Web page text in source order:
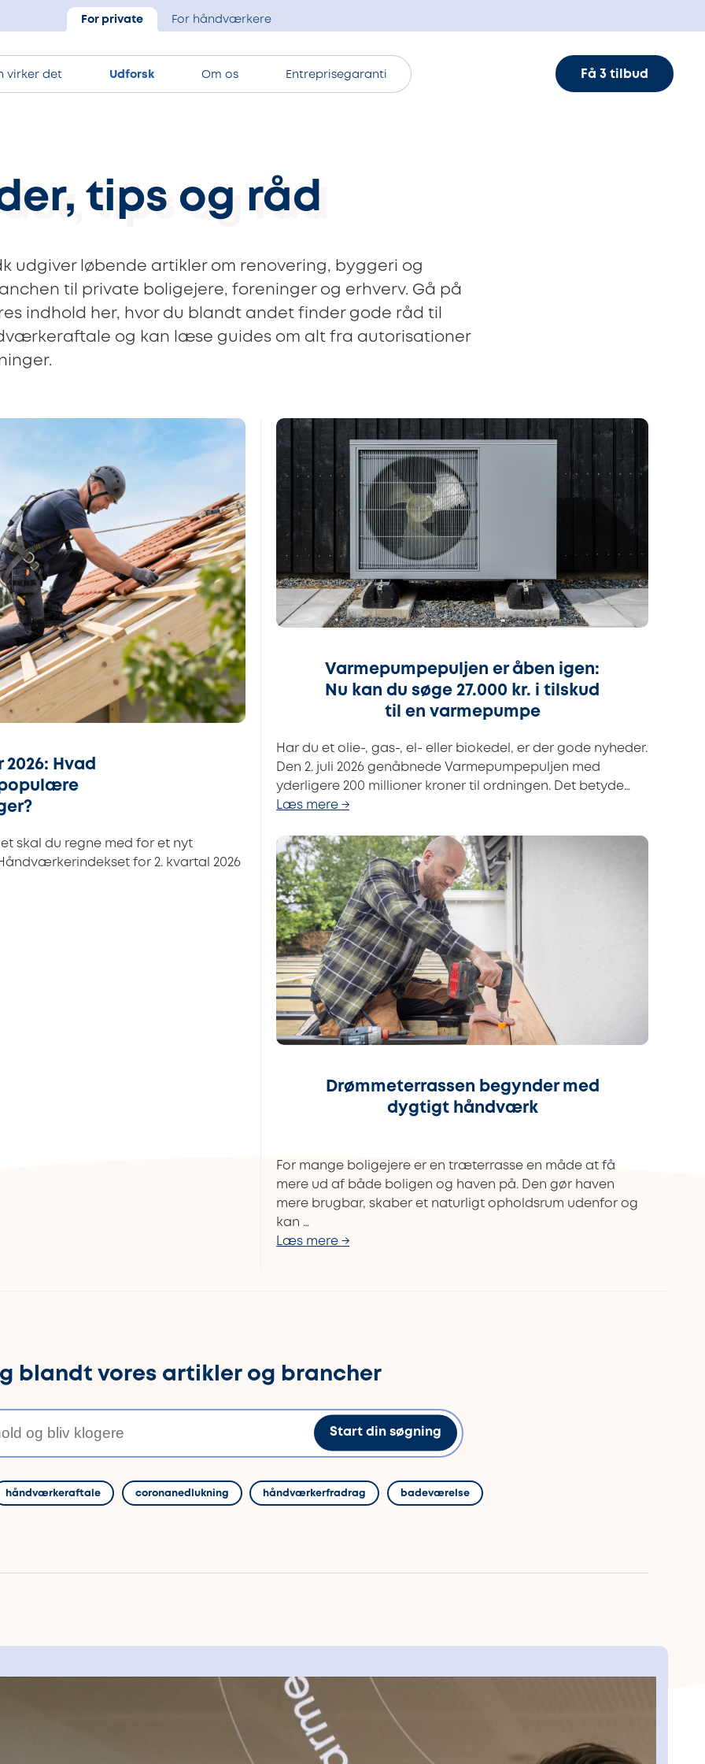
For private For håndværkere
virker det Udforsk Om os Entreprisegaranti Få 3 tilbud
tips og råd
udgiver løbende artikler om renovering, byggeri og
til private boligejere, foreninger og erhverv. Gå på
indhold her, hvor du blandt andet finder gode råd til
og kan læse guides om alt fra autorisationer
Hvad
skal du regne med for et nyt
for 2. kvartal 2026
Varmepumpepuljen er åben igen:
Nu kan du søge 27.000 kr. i tilskud
til en varmepumpe
Har du et olie-, gas-, el- eller biokedel, er der gode nyheder.
Den 2. juli 2026 genåbnede Varmepumpepuljen med
yderligere 200 millioner kroner til ordningen. Det betyde…
Læs mere →
Drømmeterrassen begynder med
dygtigt håndværk
For mange boligejere er en træterrasse en måde at få
mere ud af både boligen og haven på. Den gør haven
mere brugbar, skaber et naturligt opholdsrum udenfor og
kan …
Læs mere →
blandt vores artikler og brancher
Start din søgning
håndværkeraftale coronanedlukning håndværkerfradrag badeværelse